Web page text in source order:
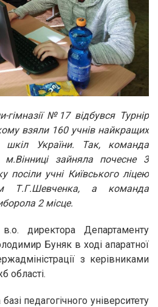
№17 відбувся Турнір
взяли 160 учнів найкращих
шкіл України. Так, команда
зайняла почесне 3
посіли учні Київського ліцею
Т.Г.Шевченка, а команда
2 місце.
директора Департаменту
Буняк в ході апаратної
з керівниками
області.
педагогічного університету